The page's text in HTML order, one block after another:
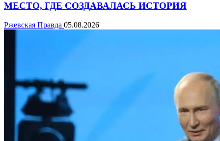
МЕСТО, ГДЕ СОЗДАВАЛАСЬ ИСТОРИЯ
Ржевская Правда 05.08.2026